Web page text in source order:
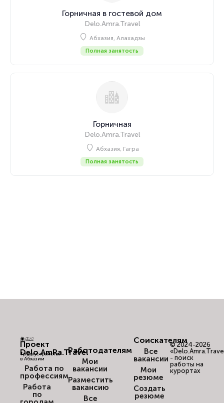
Горничная в гостевой дом
Delo.Amra.Travel
Абхазия, Алахадзы
Полная занятость
Горничная
Delo.Amra.Travel
Абхазия, Гагра
Полная занятость
Проект
Delo.AmRa.Travel
Трудоустройство
в Абхазии
Работа по
профессиям
Работа
по
Работодателям
Мои
вакансии
Разместить
вакансию
Все
Соискателям
Все
вакансии
Мои
резюме
Создать
резюме
© 2024-2026
- поиск
работы на
курортах